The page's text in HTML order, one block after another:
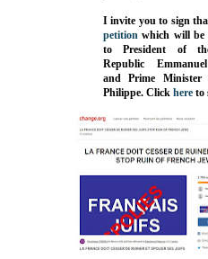
I invite you to sign
petition which will be
to President of
Republic
and Prime
Philippe. Click here to